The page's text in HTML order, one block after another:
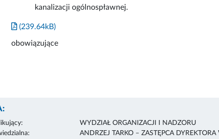
kanalizacji ogólnospławnej.
(239.64kB)
obowiązujące
WYDZIAŁ ORGANIZACJI I NADZORU
ANDRZEJ TARKO – ZASTĘPCA